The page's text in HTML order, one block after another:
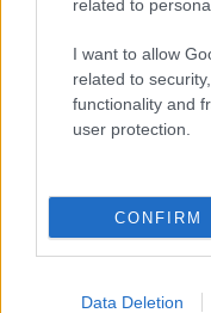
related to
I want to allow
related to
functionality and
user protection.
CONFIRM
Data Deletion
PODCASTS